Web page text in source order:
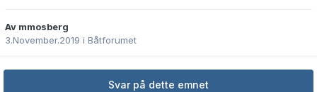
Av mmosberg
3.November.2019 i Båtforumet
Svar på dette emnet